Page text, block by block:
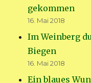
gekommen
16. Mai 2018
Im Weinberg
Biegen
16. Mai 2018
Ein blaues